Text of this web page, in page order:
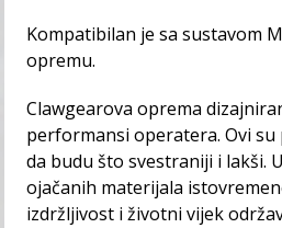
Kompatibilan je sa sustavom
opremu.
Clawgearova oprema
performansi operatera. Ovi
da budu što svestraniji i lakši.
ojačanih materijala
izdržljivost i životni vijek